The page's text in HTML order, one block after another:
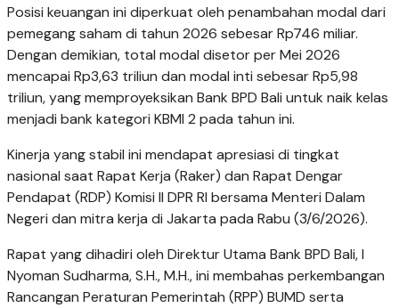
Posisi keuangan ini diperkuat oleh penambahan modal dari
pemegang saham di tahun 2026 sebesar Rp746 miliar.
Dengan demikian, total modal disetor per Mei 2026
mencapai Rp3,63 triliun dan modal inti sebesar Rp5,98
triliun, yang memproyeksikan Bank BPD Bali untuk naik kelas
menjadi bank kategori KBMI 2 pada tahun ini.
Kinerja yang stabil ini mendapat apresiasi di tingkat
nasional saat Rapat Kerja (Raker) dan Rapat Dengar
Pendapat (RDP) Komisi II DPR RI bersama Menteri Dalam
Negeri dan mitra kerja di Jakarta pada Rabu (3/6/2026).
Rapat yang dihadiri oleh Direktur Utama Bank BPD Bali, I
Nyoman Sudharma, S.H., M.H., ini membahas perkembangan
Rancangan Peraturan Pemerintah (RPP) BUMD serta